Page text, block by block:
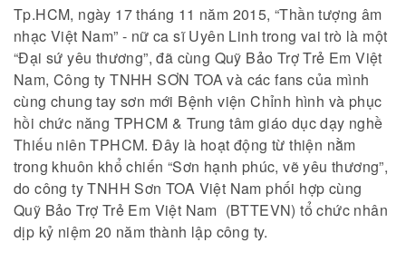
Tp.HCM, ngày 17 tháng 11 năm 2015, “Thần tượng âm
nhạc Việt Nam” - nữ ca sĩ Uyên Linh trong vai trò là một
“Đại sứ yêu thương”, đã cùng Quỹ Bảo Trợ Trẻ Em Việt
Nam, Công ty TNHH SƠN TOA và các fans của mình
cùng chung tay sơn mới Bệnh viện Chỉnh hình và phục
hồi chức năng TPHCM & Trung tâm giáo dục dạy nghề
Thiếu niên TPHCM. Đây là hoạt động từ thiện nằm
trong khuôn khổ chiến “Sơn hạnh phúc, vẽ yêu thương”,
do công ty TNHH Sơn TOA Việt Nam phối hợp cùng
Quỹ Bảo Trợ Trẻ Em Việt Nam (BTTEVN) tổ chức nhân
dịp kỷ niệm 20 năm thành lập công ty.